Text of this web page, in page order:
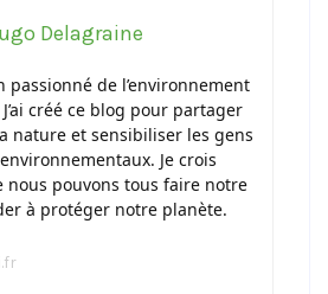
Delagraine
passionné de l’environnement
créé ce blog pour partager
nature et sensibiliser les gens
Je crois
nous pouvons tous faire notre
à protéger notre planète.